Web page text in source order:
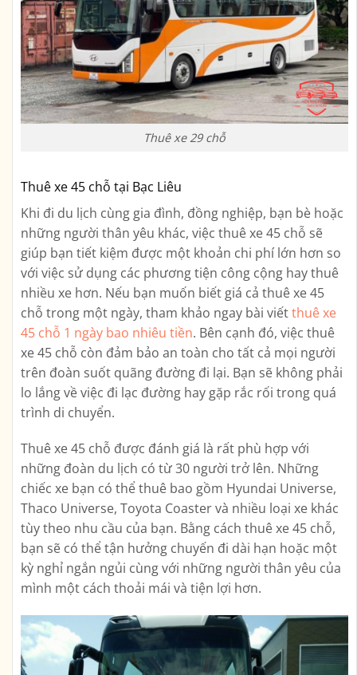
Thuê xe 29 chỗ
Thuê xe 45 chỗ tại Bạc Liêu
Khi đi du lịch cùng gia đình, đồng nghiệp, bạn bè hoặc
những người thân yêu khác, việc thuê xe 45 chỗ sẽ
giúp bạn tiết kiệm được một khoản chi phí lớn hơn so
với việc sử dụng các phương tiện công cộng hay thuê
nhiều xe hơn. Nếu bạn muốn biết giá cả thuê xe 45
chỗ trong một ngày, tham khảo ngay bài viếtthuê xe
45 chỗ 1 ngày bao nhiêu tiền. Bên cạnh đó, việc thuê
xe 45 chỗ còn đảm bảo an toàn cho tất cả mọi người
trên đoàn suốt quãng đường đi lại. Bạn sẽ không phải
lo lắng về việc đi lạc đường hay gặp rắc rối trong quá
trình di chuyển.
Thuê xe 45 chỗ được đánh giá là rất phù hợp với
những đoàn du lịch có từ 30 người trở lên. Những
chiếc xe bạn có thể thuê bao gồm Hyundai Universe,
Thaco Universe, Toyota Coaster và nhiều loại xe khác
tùy theo nhu cầu của bạn. Bằng cách thuê xe 45 chỗ,
bạn sẽ có thể tận hưởng chuyến đi dài hạn hoặc một
kỳ nghỉ ngắn ngủi cùng với những người thân yêu của
mình một cách thoải mái và tiện lợi hơn.